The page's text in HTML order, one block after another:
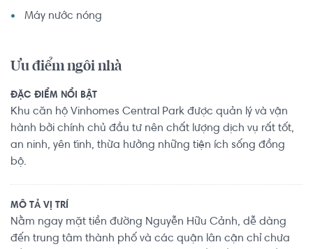
Máy nước nóng
Ưu điểm ngôi nhà
ĐẶC ĐIỂM NỔI BẬT
Khu căn hộ Vinhomes Central Park được quản lý và vận
hành bởi chính chủ đầu tư nên chất lượng dịch vụ rất tốt,
an ninh, yên tĩnh, thừa hưởng những tiện ích sống đồng
bộ.
MÔ TẢ VỊ TRÍ
Nằm ngay mặt tiền đường Nguyễn Hữu Cảnh, dễ dàng
đến trung tâm thành phố và các quận lân cận chỉ chưa